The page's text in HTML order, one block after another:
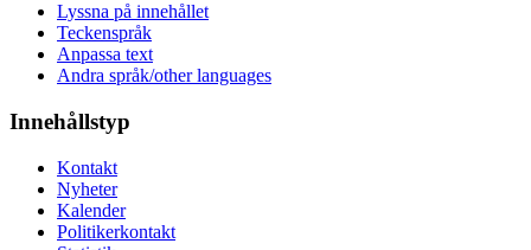
Lyssna på innehållet
Teckenspråk
Anpassa text
Andra språk/other languages
Innehållstyp
Kontakt
Nyheter
Kalender
Politikerkontakt